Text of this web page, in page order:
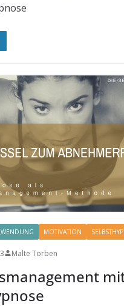
MOTIVATION
Malte Torben